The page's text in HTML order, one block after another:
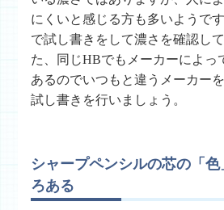
にくいと感じる方も多いようで
で試し書きをして濃さを確認し
た、同じHBでもメーカーによっ
あるのでいつもと違うメーカー
試し書きを行いましょう。
シャープペンシルの芯の「
ろある